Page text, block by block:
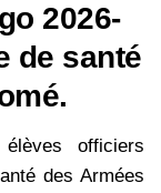
2026-
de santé
officiers
des Armées